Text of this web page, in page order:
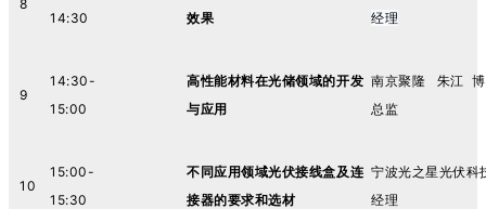
8
14:30
效果
经理
9
14:30-
15:00
高性能材料在光储领域的开发
与应用
南京聚隆 朱江 博
总监
10
15:00-
15:30
不同应用领域光伏接线盒及连
接器的要求和选材
宁波光之星光伏
经理